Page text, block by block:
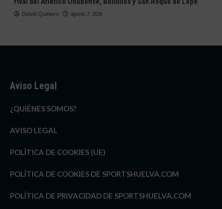
Deivid Quintero agosto 7, 2026
Aviso Legal
¿QUIÉNES SOMOS?
AVISO LEGAL
POLÍTICA DE COOKIES (UE)
POLÍTICA DE COOKIES DE SPORTSHUELVA.COM
POLÍTICA DE PRIVACIDAD DE SPORTSHUELVA.COM